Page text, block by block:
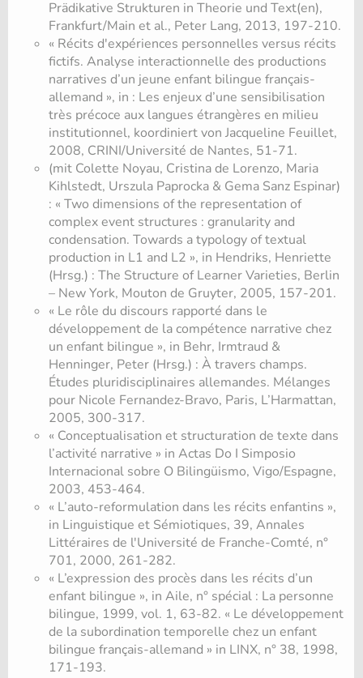
Prädikative Strukturen in Theorie und Text(en),
Frankfurt/Main et al., Peter Lang, 2013, 197-210.
« Récits d'expériences personnelles versus récits
fictifs. Analyse interactionnelle des productions
narratives d’un jeune enfant bilingue français-
allemand », in : Les enjeux d’une sensibilisation
très précoce aux langues étrangères en milieu
institutionnel, koordiniert von Jacqueline Feuillet,
2008, CRINI/Université de Nantes, 51-71.
(mit Colette Noyau, Cristina de Lorenzo, Maria
Kihlstedt, Urszula Paprocka & Gema Sanz Espinar)
: « Two dimensions of the representation of
complex event structures : granularity and
condensation. Towards a typology of textual
production in L1 and L2 », in Hendriks, Henriette
(Hrsg.) : The Structure of Learner Varieties, Berlin
– New York, Mouton de Gruyter, 2005, 157-201.
« Le rôle du discours rapporté dans le
développement de la compétence narrative chez
un enfant bilingue », in Behr, Irmtraud &
Henninger, Peter (Hrsg.) : À travers champs.
Études pluridisciplinaires allemandes. Mélanges
pour Nicole Fernandez-Bravo, Paris, L’Harmattan,
2005, 300-317.
« Conceptualisation et structuration de texte dans
l’activité narrative » in Actas Do I Simposio
Internacional sobre O Bilingüismo, Vigo/Espagne,
2003, 453-464.
« L’auto-reformulation dans les récits enfantins »,
in Linguistique et Sémiotiques, 39, Annales
Littéraires de l'Université de Franche-Comté, n°
701, 2000, 261-282.
« L’expression des procès dans les récits d’un
enfant bilingue », in Aile, n° spécial : La personne
bilingue, 1999, vol. 1, 63-82. « Le développement
de la subordination temporelle chez un enfant
bilingue français-allemand » in LINX, n° 38, 1998,
171-193.